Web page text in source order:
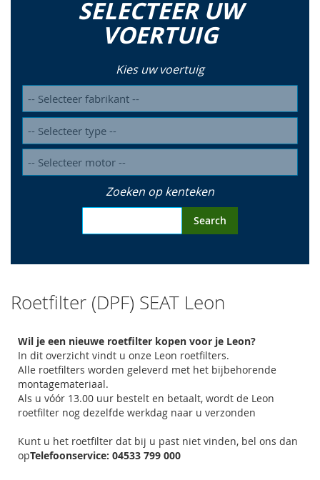
SELECTEER UW
VOERTUIG
Kies uw voertuig
Zoeken op kenteken
Search
Roetfilter (DPF) SEAT Leon
Wil je een nieuwe roetfilter kopen voor je Leon?
In dit overzicht vindt u onze Leon roetfilters.
Alle roetfilters worden geleverd met het bijbehorende
montagemateriaal.
Als u vóór 13.00 uur bestelt en betaalt, wordt de Leon
roetfilter nog dezelfde werkdag naar u verzonden
Kunt u het roetfilter dat bij u past niet vinden, bel ons dan
opTelefoonservice: 04533 799 000